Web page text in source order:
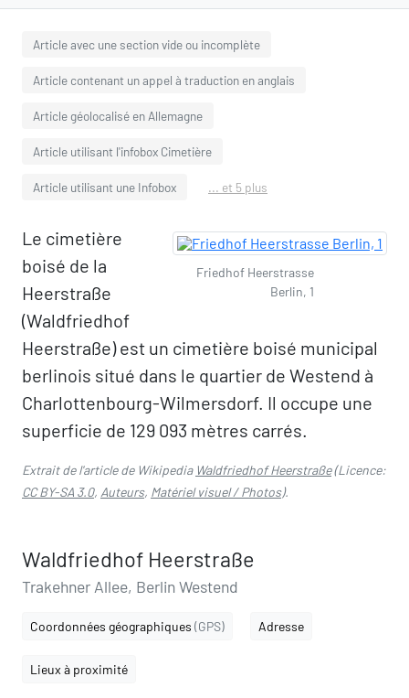
Article avec une section vide ou incomplète
Article contenant un appel à traduction en anglais
Article géolocalisé en Allemagne
Article utilisant l'infobox Cimetière
Article utilisant une Infobox ... et 5 plus
Friedhof Heerstrasse
Berlin, 1
Le cimetière
boisé de la
Heerstraße
(Waldfriedhof
Heerstraße) est un cimetière boisé municipal
berlinois situé dans le quartier de Westend à
Charlottenbourg-Wilmersdorf. Il occupe une
superficie de 129 093 mètres carrés.
Extrait de l'article de Wikipedia Waldfriedhof Heerstraße(Licence:
CC BY-SA 3.0, Auteurs, Matériel visuel / Photos).
Waldfriedhof Heerstraße
Trakehner Allee, Berlin Westend
Coordonnées géographiques (GPS) Adresse
Lieux à proximité